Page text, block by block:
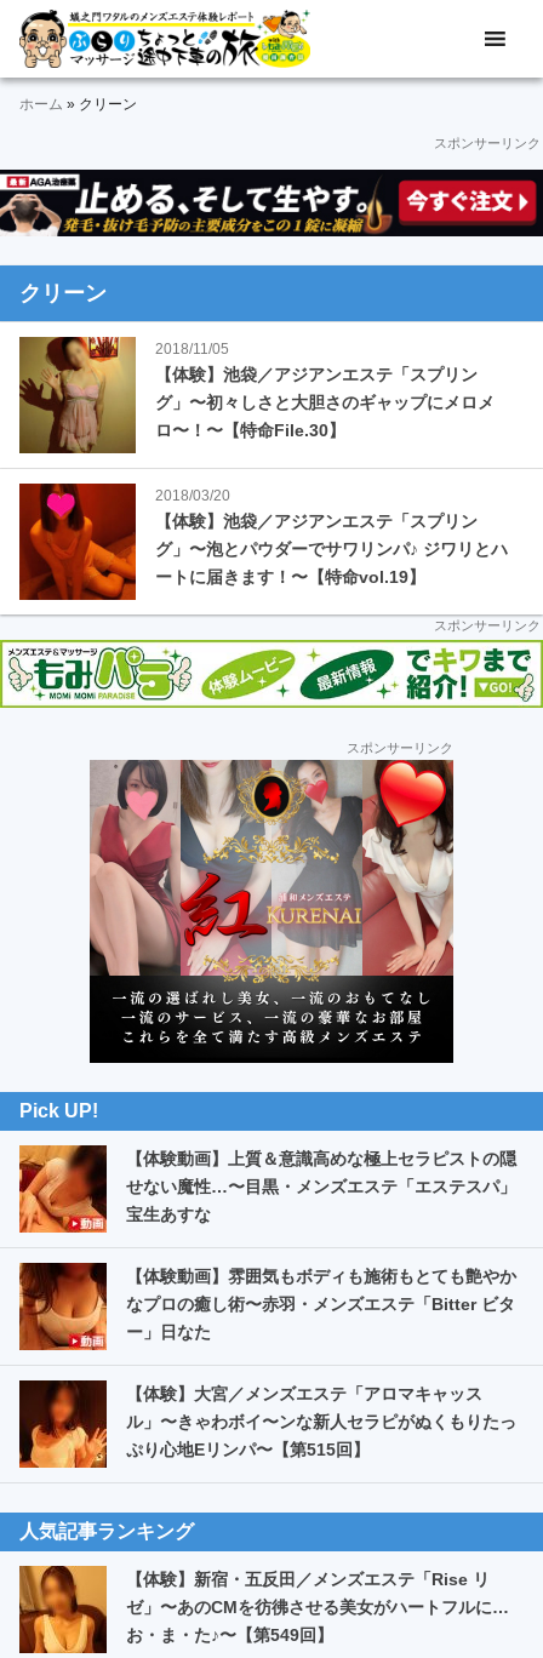
Skip
primary
navigation
Skip
main
Skip
primary
Skip
secondary
Skip
footer
ぶ
ら
マ
ッ
サ
ー
ジ
途
下
車
旅
メ
ン
体
験
レ
＆
動
画
ホーム » クリーン
スポンサーリンク
クリーン
2018/11/05
【体験】池袋／アジアンエステ「スプリン
グ」〜初々しさと大胆さのギャップにメロメ
ロ〜！〜【特命File.30】
2018/03/20
【体験】池袋／アジアンエステ「スプリン
グ」〜泡とパウダーでサワリンパ♪ ジワリとハ
ートに届きます！〜【特命vol.19】
スポンサーリンク
スポンサーリンク
Pick UP!
【体験動画】上質＆意識高めな極上セラピストの隠
せない魔性…〜目黒・メンズエステ「エステスパ」
宝生あすな
【体験動画】雰囲気もボディも施術もとても艶やか
なプロの癒し術〜赤羽・メンズエステ「Bitter ビタ
ー」日なた
【体験】大宮／メンズエステ「アロマキャッス
ル」〜きゃわボイ〜ンな新人セラピがぬくもりたっ
ぷり心地Eリンパ〜【第515回】
人気記事ランキング
【体験】新宿・五反田／メンズエステ「Rise リ
ゼ」〜あのCMを彷彿させる美女がハートフルに…
お・ま・た️♪〜【第549回】